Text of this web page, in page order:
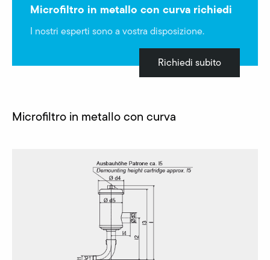
Microfiltro in metallo con curva richiedi
I nostri esperti sono a vostra disposizione.
Richiedi subito
Microfiltro in metallo con curva